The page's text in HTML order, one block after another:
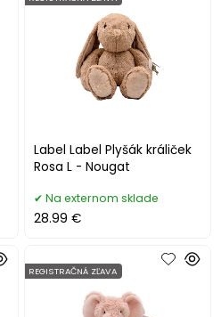
Label Label Plyšák králiček
Rosa L - Nougat
Na externom sklade
28.99 €
REGISTRAČNÁ ZĽAVA